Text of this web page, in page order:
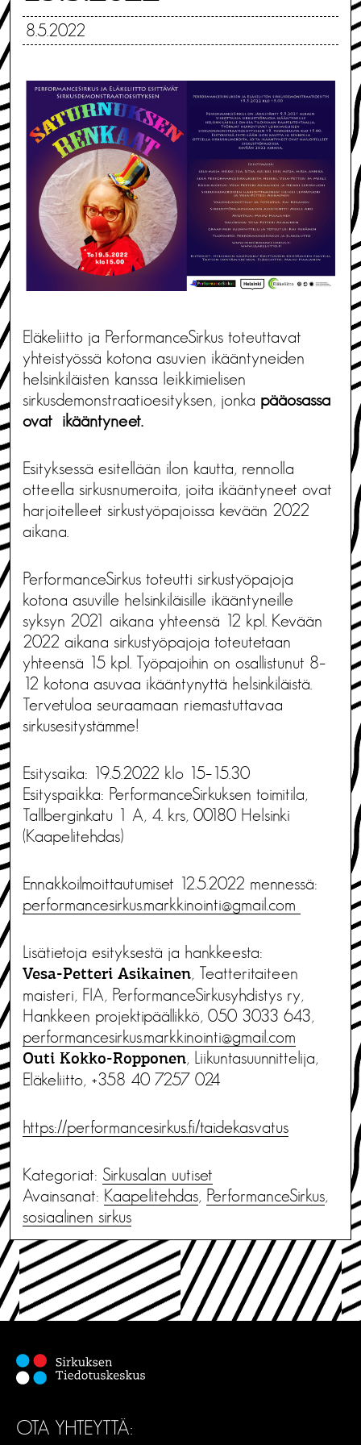
8.5.2022
Eläkeliitto ja PerformanceSirkus toteuttavat
yhteistyössä kotona asuvien ikääntyneiden
helsinkiläisten kanssa leikkimielisen
sirkusdemonstraatioesityksen, jonka pääosassa
ovat ikääntyneet.
Esityksessä esitellään ilon kautta, rennolla
otteella sirkusnumeroita, joita ikääntyneet ovat
harjoitelleet sirkustyöpajoissa kevään 2022
aikana.
PerformanceSirkus toteutti sirkustyöpajoja
kotona asuville helsinkiläisille ikääntyneille
syksyn 2021 aikana yhteensä 12 kpl. Kevään
2022 aikana sirkustyöpajoja toteutetaan
yhteensä 15 kpl. Työpajoihin on osallistunut 8–
12 kotona asuvaa ikääntynyttä helsinkiläistä.
Tervetuloa seuraamaan riemastuttavaa
sirkusesitystämme!
Esitysaika: 19.5.2022 klo 15–15.30
Esityspaikka: PerformanceSirkuksen toimitila,
Tallberginkatu 1 A, 4. krs, 00180 Helsinki
(Kaapelitehdas)
Ennakkoilmoittautumiset 12.5.2022 mennessä:
performancesirkus.markkinointi@gmail.com
Lisätietoja esityksestä ja hankkeesta:
Vesa-Petteri Asikainen, Teatteritaiteen
maisteri, FIA, PerformanceSirkusyhdistys ry,
Hankkeen projektipäällikkö, 050 3033 643,
performancesirkus.markkinointi@gmail.com
Outi Kokko-Ropponen, Liikuntasuunnittelija,
Eläkeliitto, +358 40 7257 024
https://performancesirkus.fi/taidekasvatus
Kategoriat: Sirkusalan uutiset
Avainsanat: Kaapelitehdas, PerformanceSirkus,
sosiaalinen sirkus
OTA YHTEYTTÄ: